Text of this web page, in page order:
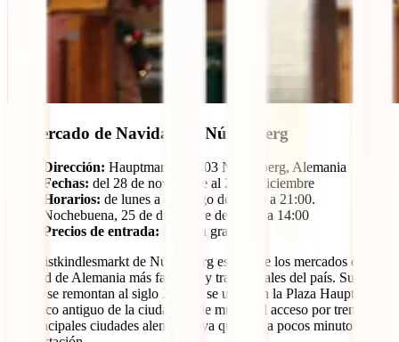
3. Mercado de Navidad de Núremberg
Dirección: Hauptmarkt, 90403 Núremberg, Alemania
Fechas: del 28 de noviembre al 24 de diciembre
Horarios: de lunes a domingo de 10:00 a 21:00.
Nochebuena, 25 de diciembre de 10:00 a 14:00
Precios de entrada:
Entrada gratuita
El Christkindlesmarkt de Núremberg es uno de los mercados de
navidad de Alemania más famosos y tradicionales del país. Su
inicios se remontan al siglo XVII y se ubica en la Plaza Hauptmarkt
del casco antiguo de la ciudad, es de muy fácil acceso por tren desde
las principales ciudades alemanas, ya que está a pocos minutos a pie